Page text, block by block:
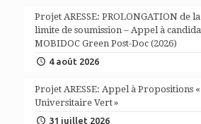
Projet ARESSE: PROLONGATION de
limite de soumission – Appel à
MOBIDOC Green Post-Doc (2026)
4 août 2026
Projet ARESSE: Appel à Propositions
Universitaire Vert »
31 juillet 2026